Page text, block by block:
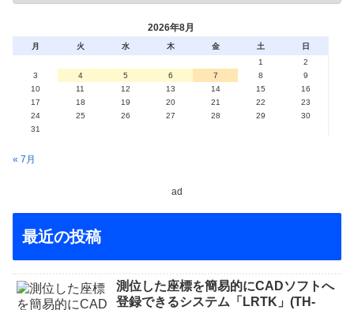
2026年8月
月 火 水 木 金 土
日
1
2
3
4 5 6 7 8
9
10
11 12 13 14 15
16
17
18 19 20 21 22
23
24
25 26 27 28 29
30
31
« 7月
ad
最近の投稿
測位した座標を簡易的にCADソフトへ
登録できるシステム「LRTK」(TH-